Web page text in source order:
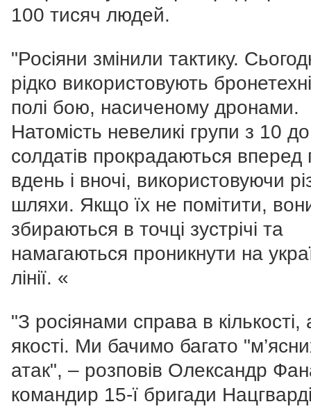
100 тисяч людей.
"Росіяни змінили тактику.
рідко використовують
полі бою, насиченому дронами.
Натомість невеликі групи з 10
солдатів прокрадаються вперед
вдень і вночі, використовуючи
шляхи. Якщо їх не помітити,
збираються в точці зустрічі та
намагаються проникнути на
лінії. «
"З росіянами справа в кількості,
якості. Ми бачимо багато
атак", – розповів Олександр
командир 15-ї бригади